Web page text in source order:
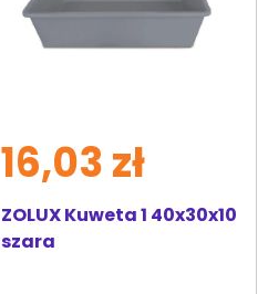
ZOLUX Kuweta 1 40x30x10
szara
16,03 zł